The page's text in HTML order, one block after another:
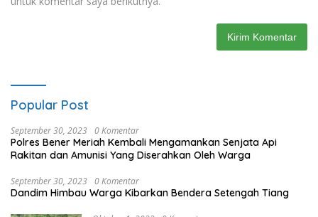
Popular Post
September 30, 2023 0 Komentar
Polres Bener Meriah Kembali Mengamankan Senjata Api
Rakitan dan Amunisi Yang Diserahkan Oleh Warga
September 30, 2023 0 Komentar
Dandim Himbau Warga Kibarkan Bendera Setengah Tiang